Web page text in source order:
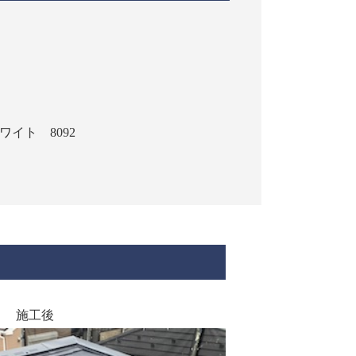
イト 8092
施工後